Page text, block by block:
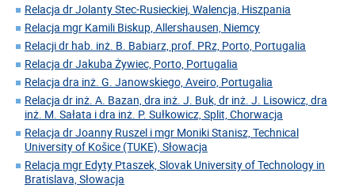
Relacja dr Jolanty Stec-Rusieckiej, Walencja, Hiszpania
Relacja mgr Kamili Biskup, Allershausen, Niemcy
Relacji dr hab. inż. B. Babiarz, prof. PRz, Porto, Portugalia
Relacja dr Jakuba Żywiec, Porto, Portugalia
Relacja dra inż. G. Janowskiego, Aveiro, Portugalia
Relacja dr inż. A. Bazan, dra inż. J. Buk, dr inż. J. Lisowicz, dra
inż. M. Sałata i dra inż. P. Sułkowicz, Split, Chorwacja
Relacja dr Joanny Ruszel i mgr Moniki Stanisz, Technical
University of Košice (TUKE), Słowacja
Relacja mgr Edyty Ptaszek, Slovak University of Technology in
Bratislava, Słowacja